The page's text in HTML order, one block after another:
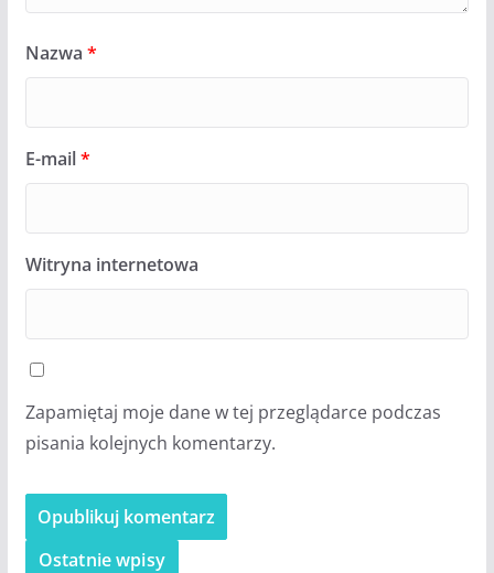
Nazwa *
E-mail*
Witryna internetowa
Zapamiętaj moje dane w tej przeglądarce podczas
pisania kolejnych komentarzy.
Ostatnie wpisy